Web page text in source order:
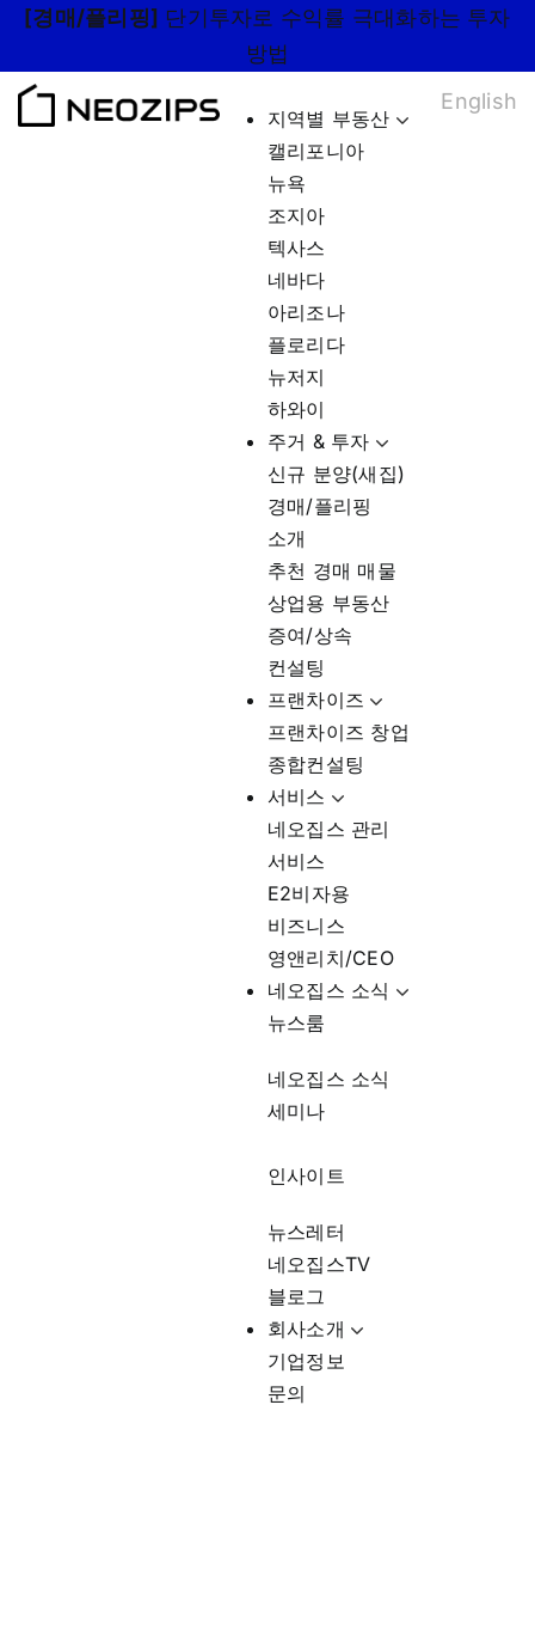
Skip
content
[경매/플리핑] 단기투자로 수익률 극대화하는 투자
방법
지역별 부동산
캘리포니아
뉴욕
조지아
텍사스
네바다
아리조나
플로리다
뉴저지
하와이
주거 & 투자
신규 분양(새집)
경매/플리핑
소개
추천 경매 매물
상업용 부동산
증여/상속
컨설팅
프랜차이즈
프랜차이즈 창업
종합컨설팅
서비스
네오집스 관리
서비스
E2비자용
비즈니스
영앤리치/CEO
네오집스 소식
뉴스룸
네오집스 소식
세미나
인사이트
뉴스레터
네오집스TV
블로그
회사소개
기업정보
문의
English